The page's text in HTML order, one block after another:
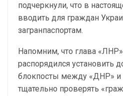
подчеркнули, что в
вводить для граждан
загранпаспортам.
Напомним, что глава
распорядился установить
блокпосты между «ДНР» и
тщательно проверять